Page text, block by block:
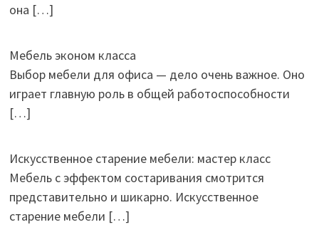
она […]
Мебель эконом класса
Выбор мебели для офиса — дело очень важное. Оно
играет главную роль в общей работоспособности
[…]
Искусственное старение мебели: мастер класс
Мебель с эффектом состаривания смотрится
представительно и шикарно. Искусственное
старение мебели […]